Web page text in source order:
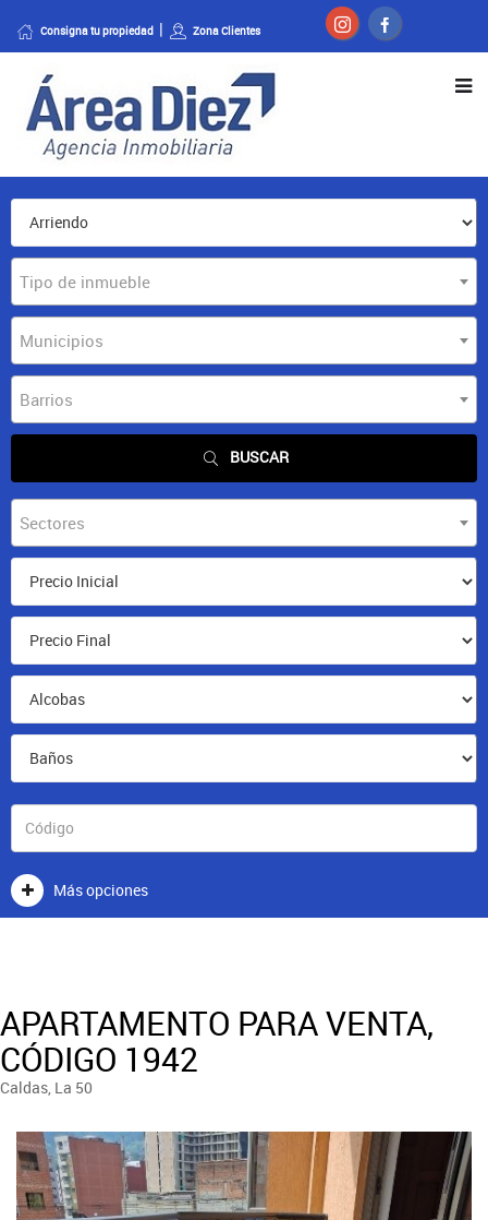
Consigna tu propiedad Zona Clientes
Tipo de inmueble
Municipios
Barrios
BUSCAR
Sectores
Más opciones
APARTAMENTO PARA VENTA,
CÓDIGO 1942
Caldas, La 50